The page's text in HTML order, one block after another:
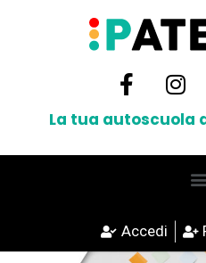
La tua autoscuola
Accedi